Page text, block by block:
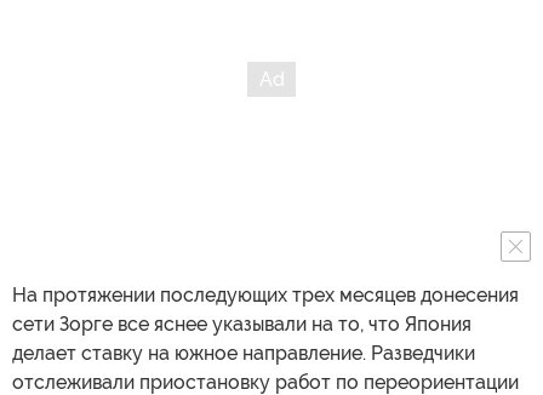
На протяжении последующих трех месяцев донесения
сети Зорге все яснее указывали на то, что Япония
делает ставку на южное направление. Разведчики
отслеживали приостановку работ по переориентации